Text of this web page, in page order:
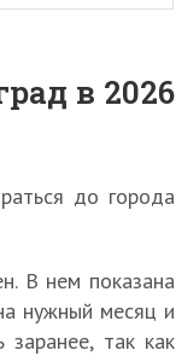
в 2026
до города
В нем показана
нужный месяц и
так как